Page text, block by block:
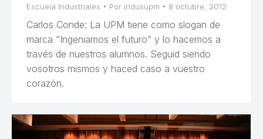
Escuela Industriales Por indusupm 8 octubre, 2012
Carlos Conde: La UPM tiene como slogan de
marca “Ingeniamos el futuro” y lo hacemos a
través de nuestros alumnos. Seguid siendo
vosotros mismos y haced caso a vuestro
corazón.